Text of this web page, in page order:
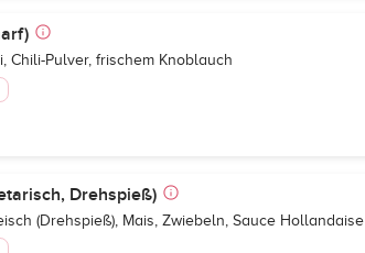
Chili-Pulver, frischem Knoblauch
Drehspieß)
(Drehspieß), Mais, Zwiebeln, Sauce Hollandaise